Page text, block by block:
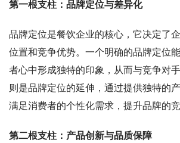
第一根支柱：品牌定位与差异化
品牌定位是餐饮企业的核心，它决定了
位置和竞争优势。一个明确的品牌定位
者心中形成独特的印象，从而与竞争对
则是品牌定位的延伸，通过提供独特的
满足消费者的个性化需求，提升品牌的竞
第二根支柱：产品创新与品质保障